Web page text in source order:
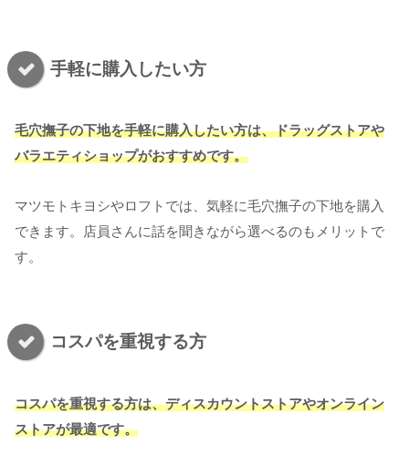
手軽に購入したい方
毛穴撫子の下地を手軽に購入したい方は、ドラッグストアや
バラエティショップがおすすめです。
マツモトキヨシやロフトでは、気軽に毛穴撫子の下地を購入
できます。店員さんに話を聞きながら選べるのもメリットで
す。
コスパを重視する方
コスパを重視する方は、ディスカウントストアやオンライン
ストアが最適です。